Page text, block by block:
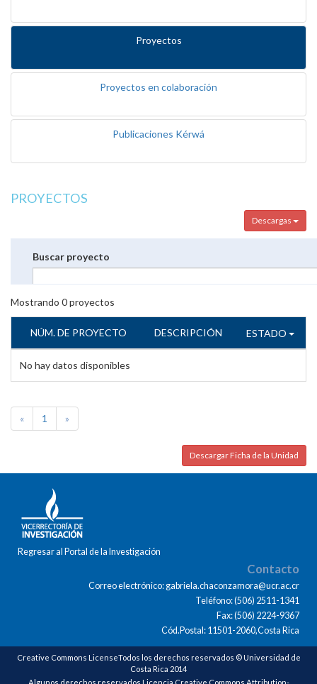
Proyectos
Proyectos en colaboración
Publicaciones Kérwá
PROYECTOS
Descargas
Buscar proyecto
Mostrando 0proyectos
NÚM. DE PROYECTO DESCRIPCIÓN ESTADO
No hay datos disponibles
« 1 »
Descargar Ficha de la Unidad
Regresar al Portal de la Investigación
Contacto
Correo electrónico: gabriela.chaconzamora@ucr.ac.cr
Teléfono: (506) 2511-1341
Fax: (506) 2224-9367
Cód.Postal: 11501-2060,Costa Rica
Creative Commons LicenseTodos los derechos reservados © Universidad de
Costa Rica 2014